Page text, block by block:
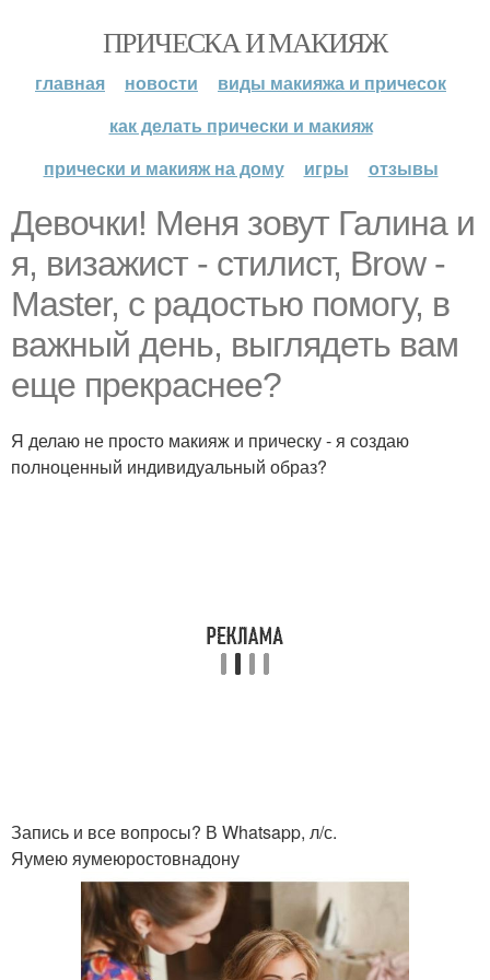
ПРИЧЕСКА И МАКИЯЖ
главная новости
виды макияжа и причесок
как делать прически и макияж
прически и макияж на дому
игры отзывы
Девочки! Меня зовут Галина и
я, визажист - стилист, Brow -
Master, с радостью помогу, в
важный день, выглядеть вам
еще прекраснее?
Я делаю не просто макияж и прическу - я создаю
полноценный индивидуальный образ?
Запись и все вопросы? В Whatsapp, л/с.
Яумею яумеюростовнадону